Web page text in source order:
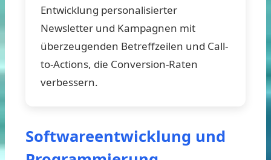
Entwicklung personalisierter
Newsletter und Kampagnen mit
überzeugenden Betreffzeilen und Call-
to-Actions, die Conversion-Raten
verbessern.
Softwareentwicklung und